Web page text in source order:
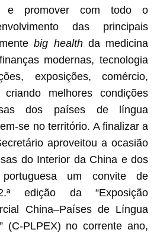
e promover com todo o
das principais
big healthda medicina
modernas, tecnologia
exposições, comércio,
melhores condições
dos países de língua
se no território. A finalizar a
aproveitou a ocasião
do Interior da China e dos
um convite de
edição da “Exposição
China–Países de Língua
(C-PLPEX) no corrente ano,